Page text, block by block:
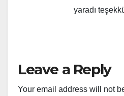
yaradı
Leave a Reply
Your email address will not